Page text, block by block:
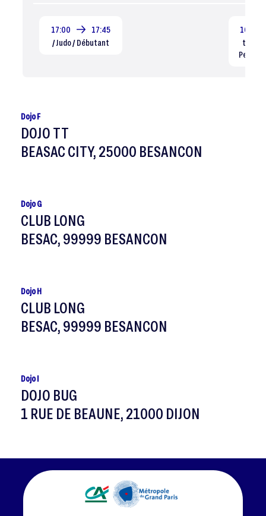
17:00
17:45
/ Judo / Débutant
10:00
test
Dojo F
DOJO TT
BEASAC CITY, 25000 BESANCON
Dojo G
CLUB LONG
BESAC, 99999 BESANCON
Dojo H
CLUB LONG
BESAC, 99999 BESANCON
Dojo I
DOJO BUG
1 RUE DE BEAUNE, 21000 DIJON